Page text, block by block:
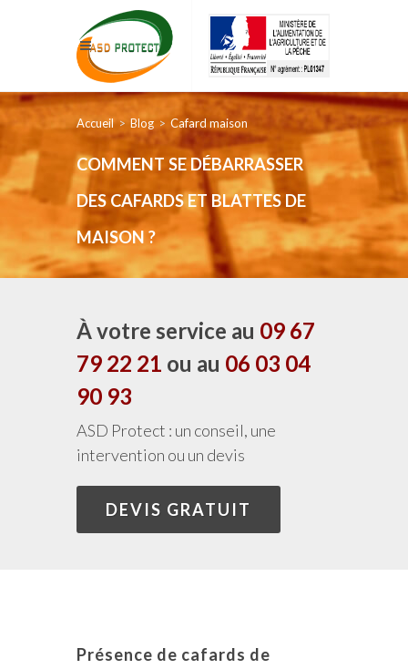
Accueil Blog Cafard maison
COMMENT SE DÉBARRASSER
DES CAFARDS ET BLATTES DE
MAISON ?
À votre service au 09 67
79 22 21 ou au 06 03 04
90 93
ASD Protect : un conseil, une
intervention ou un devis
DEVIS GRATUIT
Présence de cafards de